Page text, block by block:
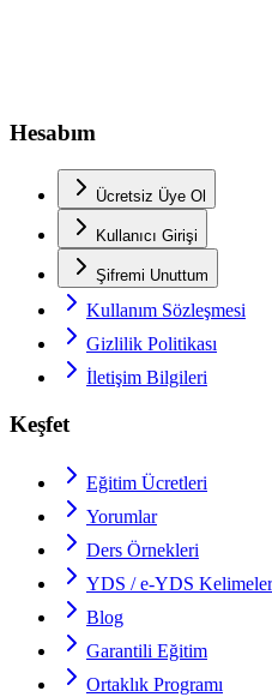
Hesabım
Ücretsiz Üye Ol
Kullanıcı Girişi
Şifremi Unuttum
Kullanım Sözleşmesi
Gizlilik Politikası
İletişim Bilgileri
Keşfet
Eğitim Ücretleri
Yorumlar
Ders Örnekleri
YDS / e-YDS
Blog
Garantili Eğitim
Ortaklık Programı